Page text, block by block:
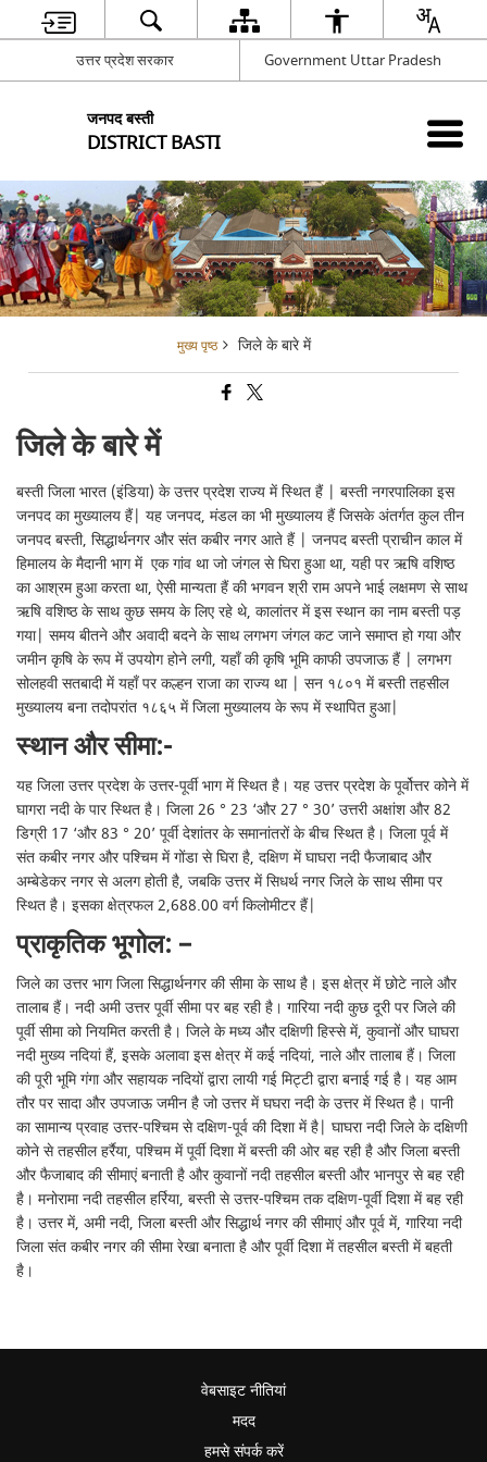
उत्तर प्रदेश सरकार Government Uttar Pradesh
जनपद बस्ती
DISTRICT BASTI
मुख्य पृष्ठ जिले के बारे में
जिले के बारे में
बस्ती जिला भारत (इंडिया) के उत्तर प्रदेश राज्य में स्थित हैं | बस्ती नगरपालिका इस
जनपद का मुख्यालय हैं| यह जनपद, मंडल का भी मुख्यालय हैं जिसके अंतर्गत कुल तीन
जनपद बस्ती, सिद्धार्थनगर और संत कबीर नगर आते हैं | जनपद बस्ती प्राचीन काल में
हिमालय के मैदानी भाग में एक गांव था जो जंगल से घिरा हुआ था, यही पर ऋषि वशिष्ठ
का आश्रम हुआ करता था, ऐसी मान्यता हैं की भगवन श्री राम अपने भाई लक्षमण से साथ
ऋषि वशिष्ठ के साथ कुछ समय के लिए रहे थे, कालांतर में इस स्थान का नाम बस्ती पड़
गया| समय बीतने और अवादी बदने के साथ लगभग जंगल कट जाने समाप्त हो गया और
जमीन कृषि के रूप में उपयोग होने लगी, यहाँ की कृषि भूमि काफी उपजाऊ हैं | लगभग
सोलहवी सतबादी में यहाँ पर कल्हन राजा का राज्य था | सन १८०१ में बस्ती तहसील
मुख्यालय बना तदोपरांत १८६५ में जिला मुख्यालय के रूप में स्थापित हुआ|
स्थान और सीमा:-
यह जिला उत्तर प्रदेश के उत्तर-पूर्वी भाग में स्थित है। यह उत्तर प्रदेश के पूर्वोत्तर कोने में
घागरा नदी के पार स्थित है। जिला 26 ° 23 ‘और 27 ° 30’ उत्तरी अक्षांश और 82
डिग्री 17 ‘और 83 ° 20’ पूर्वी देशांतर के समानांतरों के बीच स्थित है। जिला पूर्व में
संत कबीर नगर और पश्चिम में गोंडा से घिरा है, दक्षिण में घाघरा नदी फैजाबाद और
अम्बेडेकर नगर से अलग होती है, जबकि उत्तर में सिधर्थ नगर जिले के साथ सीमा पर
स्थित है। इसका क्षेत्रफल 2,688.00 वर्ग किलोमीटर हैं|
प्राकृतिक भूगोल: –
जिले का उत्तर भाग जिला सिद्धार्थनगर की सीमा के साथ है। इस क्षेत्र में छोटे नाले और
तालाब हैं। नदी अमी उत्तर पूर्वी सीमा पर बह रही है। गारिया नदी कुछ दूरी पर जिले की
पूर्वी सीमा को नियमित करती है। जिले के मध्य और दक्षिणी हिस्से में, कुवानों और घाघरा
नदी मुख्य नदियां हैं, इसके अलावा इस क्षेत्र में कई नदियां, नाले और तालाब हैं। जिला
की पूरी भूमि गंगा और सहायक नदियों द्वारा लायी गई मिट्टी द्वारा बनाई गई है। यह आम
तौर पर सादा और उपजाऊ जमीन है जो उत्तर में घघरा नदी के उत्तर में स्थित है। पानी
का सामान्य प्रवाह उत्तर-पश्चिम से दक्षिण-पूर्व की दिशा में है| घाघरा नदी जिले के दक्षिणी
कोने से तहसील हर्रैया, पश्चिम में पूर्वी दिशा में बस्ती की ओर बह रही है और जिला बस्ती
और फैजाबाद की सीमाएं बनाती है और कुवानों नदी तहसील बस्ती और भानपुर से बह रही
है। मनोरामा नदी तहसील हर्रिया, बस्ती से उत्तर-पश्चिम तक दक्षिण-पूर्वी दिशा में बह रही
है। उत्तर में, अमी नदी, जिला बस्ती और सिद्धार्थ नगर की सीमाएं और पूर्व में, गारिया नदी
जिला संत कबीर नगर की सीमा रेखा बनाता है और पूर्वी दिशा में तहसील बस्ती में बहती
है।
वेबसाइट नीतियां
मदद
हमसे संपर्क करें